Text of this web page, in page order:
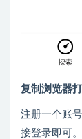
复制浏览器
注册一个账
接登录即可。